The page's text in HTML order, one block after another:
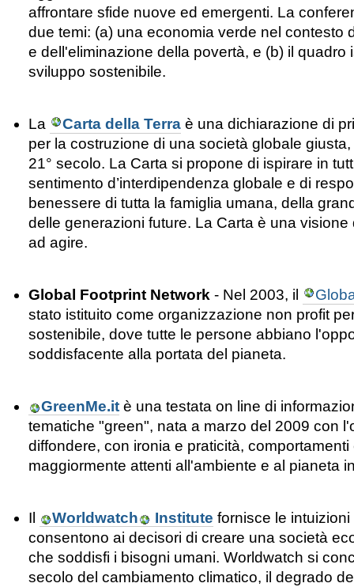
affrontare sfide nuove ed emergenti. La
due temi: (a) una economia verde nel contesto
e dell'eliminazione della povertà, e (b) il quadro
sviluppo sostenibile.
La Carta della Terra è una dichiarazione di
per la costruzione di una società globale
21° secolo. La Carta si propone di ispirare in
sentimento d’interdipendenza globale e di
benessere di tutta la famiglia umana, della
delle generazioni future. La Carta è una
ad agire.
Global Footprint Network - Nel 2003, il
stato istituito come organizzazione non profit
sostenibile, dove tutte le persone abbiano
soddisfacente alla portata del pianeta.
GreenMe.it è una testata on line di
tematiche "green", nata a marzo del 2009 con
diffondere, con ironia e praticità, comportamenti
maggiormente attenti all'ambiente e al pianeta
Il Worldwatch Institute fornisce le intuizioni
consentono ai decisori di creare una società
che soddisfi i bisogni umani. Worldwatch si
secolo del cambiamento climatico, il degrado